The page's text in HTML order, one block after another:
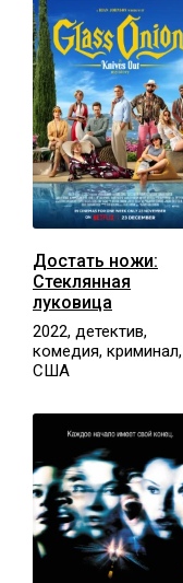
Достать ножи:
Стеклянная
луковица
2022, детектив,
комедия, криминал,
США